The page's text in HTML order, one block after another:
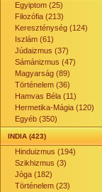
Egyiptom (25)
Filozófia (213)
Kereszténység (124)
Iszlám (61)
Júdaizmus (37)
Sámánizmus (47)
Magyarság (89)
Történelem (36)
Hamvas Béla (11)
Hermetika-Mágia (120)
Egyéb (350)
INDIA (423)
Hinduizmus (194)
Szikhizmus (3)
Jóga (182)
Történelem (23)